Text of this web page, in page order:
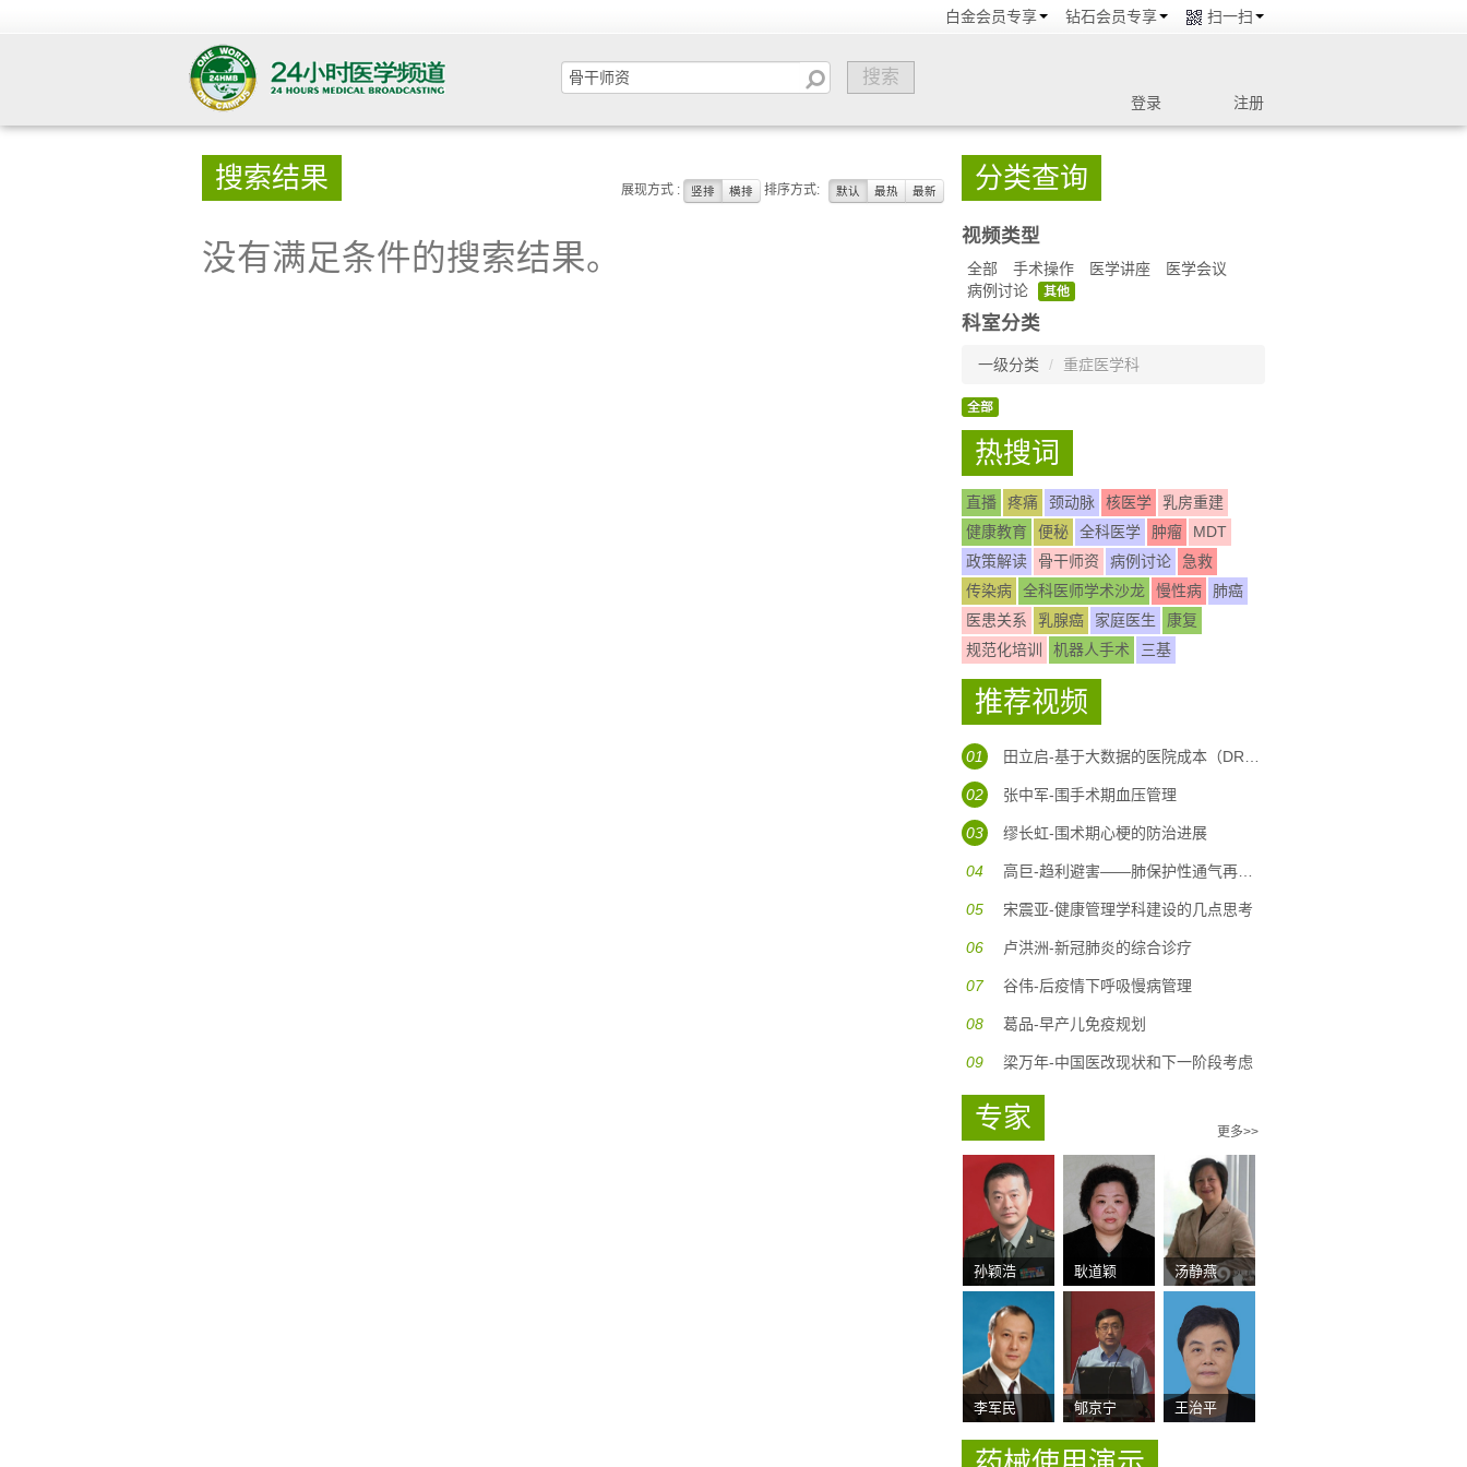
白金会员专享 钻石会员专享 扫一扫
登录 注册
搜索结果 展现方式 : 竖排 横排 排序方式: 默认 最热 最新
没有满足条件的搜索结果。
分类查询
视频类型
全部 手术操作 医学讲座
医学会议
病例讨论
其他
科室分类
一级分类 / 重症医学科
全部
热搜词
直播 疼痛 颈动脉 核医学
乳房重建
健康教育
便秘 全科医学 肿瘤
MDT
政策解读
骨干师资 病例讨论
急救
传染病
全科医师学术沙龙 慢性病
肺癌
医患关系
乳腺癌 家庭医生
康复
规范化培训
机器人手术 三基
推荐视频
01 田立启-基于大数据的医院成本（DRG DIP)核算体系构建
02 张中军-围手术期血压管理
03 缪长虹-围术期心梗的防治进展
04 高巨-趋利避害——肺保护性通气再认识
05 宋震亚-健康管理学科建设的几点思考
06 卢洪洲-新冠肺炎的综合诊疗
07 谷伟-后疫情下呼吸慢病管理
08 葛品-早产儿免疫规划
09 梁万年-中国医改现状和下一阶段考虑
专家 更多>>
孙颖浩 耿道颖 汤静燕
李军民 郇京宁 王治平